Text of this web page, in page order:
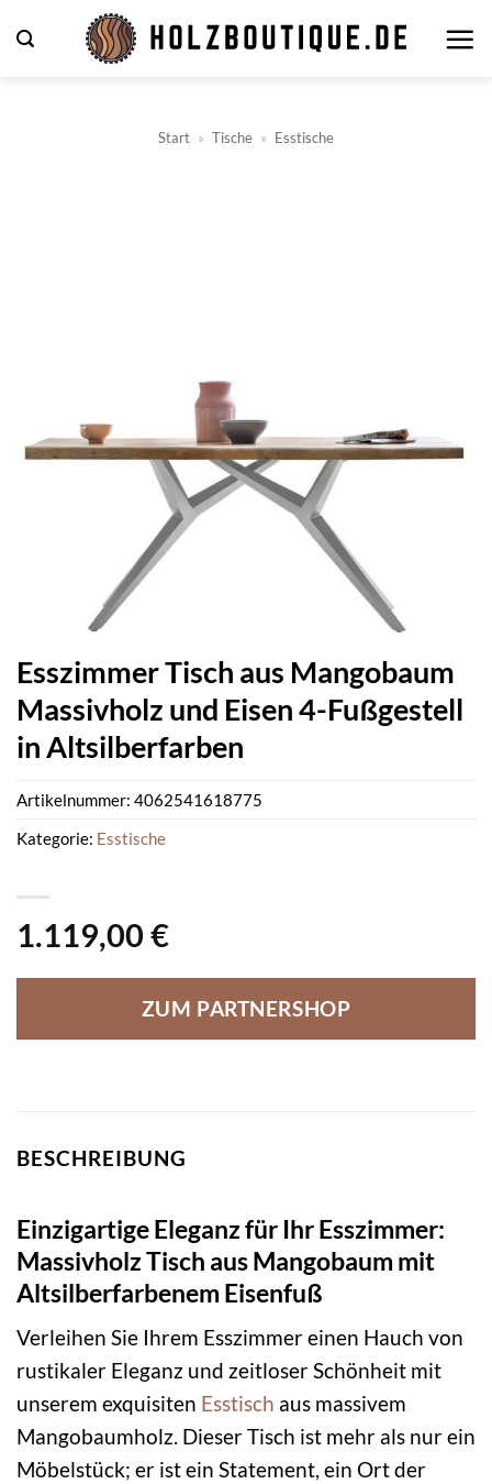
Inhalt
Start » Tische » Esstische
Esszimmer Tisch aus Mangobaum
Massivholz und Eisen 4-Fußgestell
in Altsilberfarben
1.119,00 €
ZUM PARTNERSHOP
Artikelnummer: 4062541618775
Kategorie: Esstische
BESCHREIBUNG
Einzigartige Eleganz für Ihr Esszimmer:
Massivholz Tisch aus Mangobaum mit
Altsilberfarbenem Eisenfuß
Verleihen Sie Ihrem Esszimmer einen Hauch von
rustikaler Eleganz und zeitloser Schönheit mit
unserem exquisiten Esstisch aus massivem
Mangobaumholz. Dieser Tisch ist mehr als nur ein
Möbelstück; er ist ein Statement, ein Ort der